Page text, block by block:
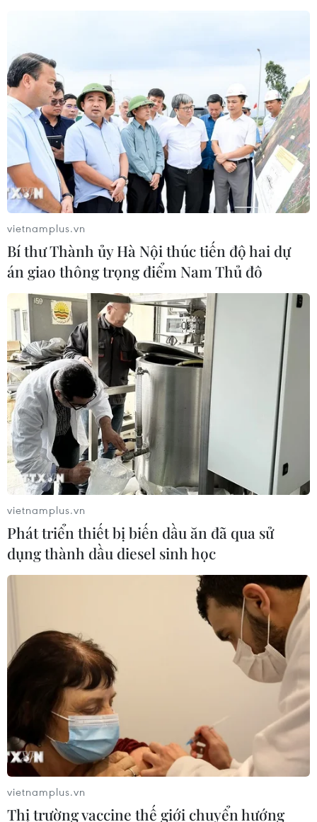
TIN CÙNG CHUYÊN MỤC
Bản Lồng - nơi văn hóa Mông hòa
nhịp cùng du lịch cộng đồng giữa
cổng trời Pha Đin
vietnamplus.vn
Bí thư Thành ủy Hà Nội thúc tiến độ hai dự
án giao thông trọng điểm Nam Thủ đô
vietnamplus.vn
Phát triển thiết bị biến dầu ăn đã qua sử
dụng thành dầu diesel sinh học
vietnamplus.vn
Thị trường vaccine thế giới chuyển hướng